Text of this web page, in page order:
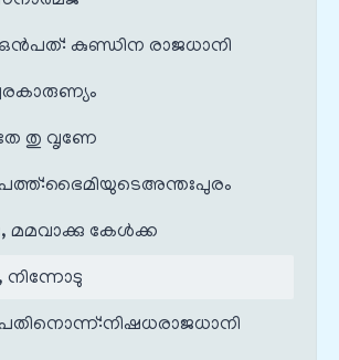
ഒൻപത്: കുണ്ഡിന രാജധാനി
തേ തു വൃണേ
പത്ത്‌:ഭൈമിയുടെഅന്തഃപുരം
മമവാക്കു കേൾക്ക
നിന്നോടു
പതിനൊന്ന്‌:നിഷധരാജധാനി